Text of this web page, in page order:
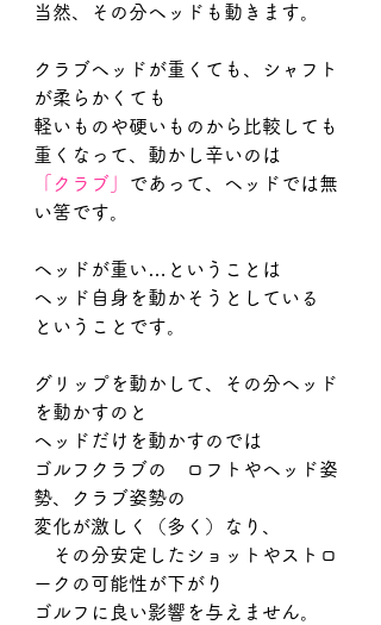
当然、その分ヘッドも動きます。
クラブヘッドが重くても、シャフト
が柔らかくても
軽いものや硬いものから比較しても
重くなって、動かし辛いのは
「クラブ」
であって、ヘッドでは無
い筈です。
ヘッドが重い…ということは
ヘッド自身を動かそうとしている
ということです。
グリップを動かして、その分ヘッド
を動かすのと
ヘッドだけを動かすのでは
ゴルフクラブの　ロフトやヘッド姿
勢、クラブ姿勢の
変化が激しく（多く）なり、
その分安定したショットやストロ
ークの可能性が下がり
ゴルフに良い影響を与えません。